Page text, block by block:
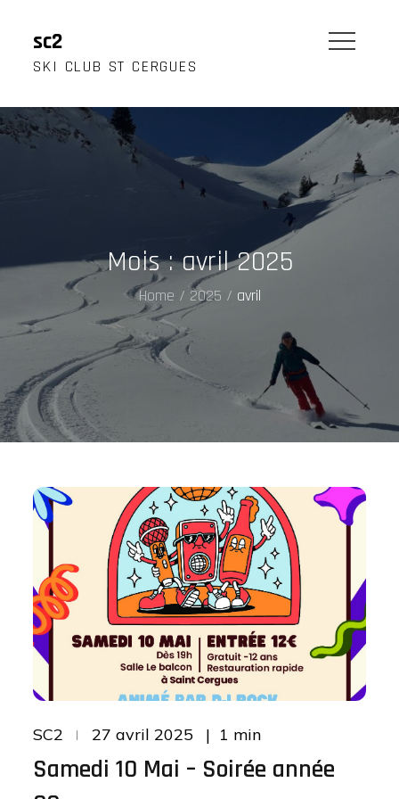
content
sc2
SKI CLUB ST CERGUES
Mois :avril 2025
Home 2025 avril
SC2
Posted
on
27 avril 2025 1 min
Samedi 10 Mai – Soirée année